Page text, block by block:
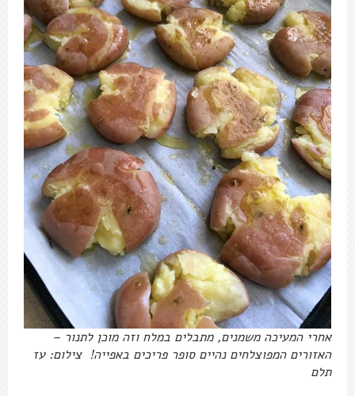
אחרי המעיכה משמנים, מתבלים במלח וזה מוכן לתנור –
האזורים המפוצלחים נהיים סופר פריכים באפייה! צילום: עז
תלם